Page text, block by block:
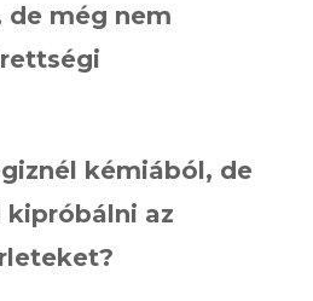
de még nem
kémiából, de
az